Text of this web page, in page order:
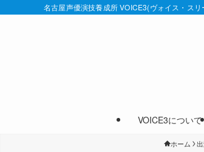
名古屋声優演技養成所 VOICE3(ヴォイス・ス
VOICE3について
ホーム